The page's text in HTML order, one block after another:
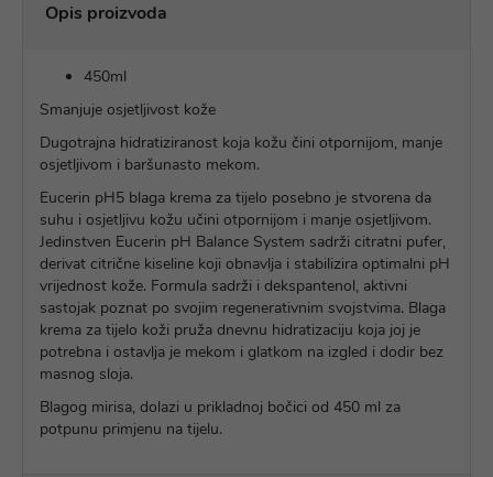
Opis proizvoda
450ml
Smanjuje osjetljivost kože
Dugotrajna hidratiziranost koja kožu čini otpornijom, manje
osjetljivom i baršunasto mekom.
Eucerin pH5 blaga krema za tijelo posebno je stvorena da
suhu i osjetljivu kožu učini otpornijom i manje osjetljivom.
Jedinstven Eucerin pH Balance System sadrži citratni pufer,
derivat citrične kiseline koji obnavlja i stabilizira optimalni pH
vrijednost kože. Formula sadrži i dekspantenol, aktivni
sastojak poznat po svojim regenerativnim svojstvima. Blaga
krema za tijelo koži pruža dnevnu hidratizaciju koja joj je
potrebna i ostavlja je mekom i glatkom na izgled i dodir bez
masnog sloja.
Blagog mirisa, dolazi u prikladnoj bočici od 450 ml za
potpunu primjenu na tijelu.